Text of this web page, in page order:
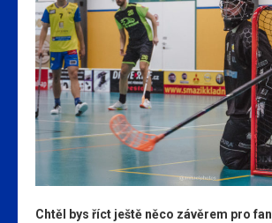
Chtěl bys říct ještě něco závěrem pro